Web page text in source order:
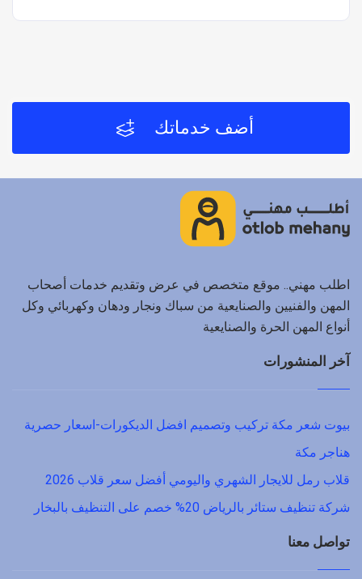
أضف خدماتك
اطلب مهني.. موقع متخصص في عرض وتقديم خدمات أصحاب
المهن والفنيين والصنايعية من سباك ونجار ودهان وكهربائي وكل
أنواع المهن الحرة والصنايعية
آخر المنشورات
بيوت شعر مكة تركيب وتصميم افضل الديكورات-اسعار حصرية
هناجر مكة
قلاب رمل للايجار الشهري واليومي أفضل سعر قلاب 2026
شركة تنظيف ستائر بالرياض 20% خصم على التنظيف بالبخار
تواصل معنا